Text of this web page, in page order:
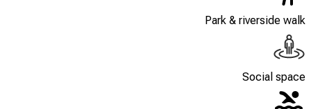
Park & riverside walk
Social space